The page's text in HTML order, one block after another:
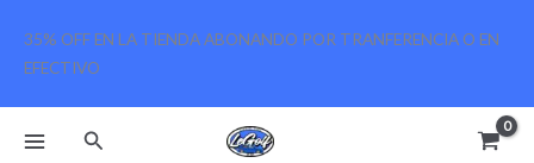
contenido
35% OFF EN LA TIENDA ABONANDO POR TRANFERENCIA O EN
EFECTIVO
Buscar